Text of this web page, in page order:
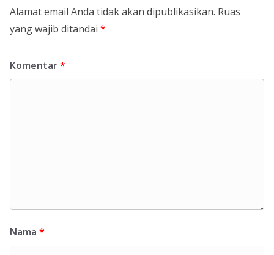
Alamat email Anda tidak akan dipublikasikan. Ruas
yang wajib ditandai *
Komentar*
Nama *